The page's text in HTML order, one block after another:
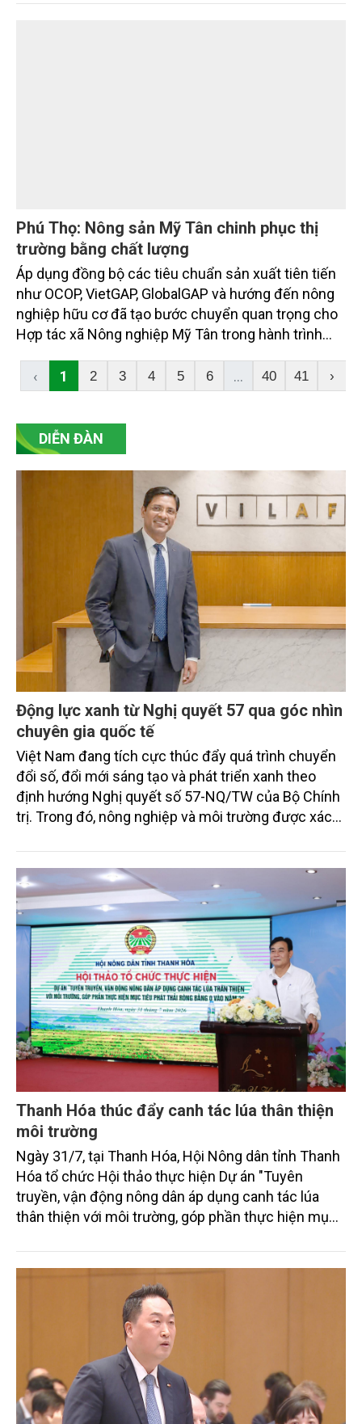
Phú Thọ: Nông sản Mỹ Tân chinh phục thị
trường bằng chất lượng
Áp dụng đồng bộ các tiêu chuẩn sản xuất tiên tiến
như OCOP, VietGAP, GlobalGAP và hướng đến nông
nghiệp hữu cơ đã tạo bước chuyển quan trọng cho
Hợp tác xã Nông nghiệp Mỹ Tân trong hành trình
việc kiểm soát chặt chẽ quy trình canh tác đến mở
rộng liên kết tiêu thụ, HTX đang từng bước nâng
khắt khe của thị trường trong nước và xuất khẩu.
‹ 1 2 3 4 5 6 ... 40 41 ›
DIỄN ĐÀN
Động lực xanh từ Nghị quyết 57 qua góc nhìn
chuyên gia quốc tế
Việt Nam đang tích cực thúc đẩy quá trình chuyển
đổi số, đổi mới sáng tạo và phát triển xanh theo
định hướng Nghị quyết số 57-NQ/TW của Bộ Chính
trị. Trong đó, nông nghiệp và môi trường được xác
sắc bởi các tiến bộ công nghệ và cam kết bền vững
toàn cầu, đặc biệt là mục tiêu đưa phát thải ròng
bằng 0 (Net-Zero) vào năm 2050.
Thanh Hóa thúc đẩy canh tác lúa thân thiện
môi trường
Ngày 31/7, tại Thanh Hóa, Hội Nông dân tỉnh Thanh
Hóa tổ chức Hội thảo thực hiện Dự án "Tuyên
truyền, vận động nông dân áp dụng canh tác lúa
thân thiện với môi trường, góp phần thực hiện mục
trình thu hút sự tham gia của đông đảo đại biểu đến
từ các cơ quan quản lý nhà nước, đơn vị nghiên cứu,
doanh nghiệp, hợp tác xã và nông dân đang trực
tiếp triển khai mô hình sản xuất lúa phát thải thấp.